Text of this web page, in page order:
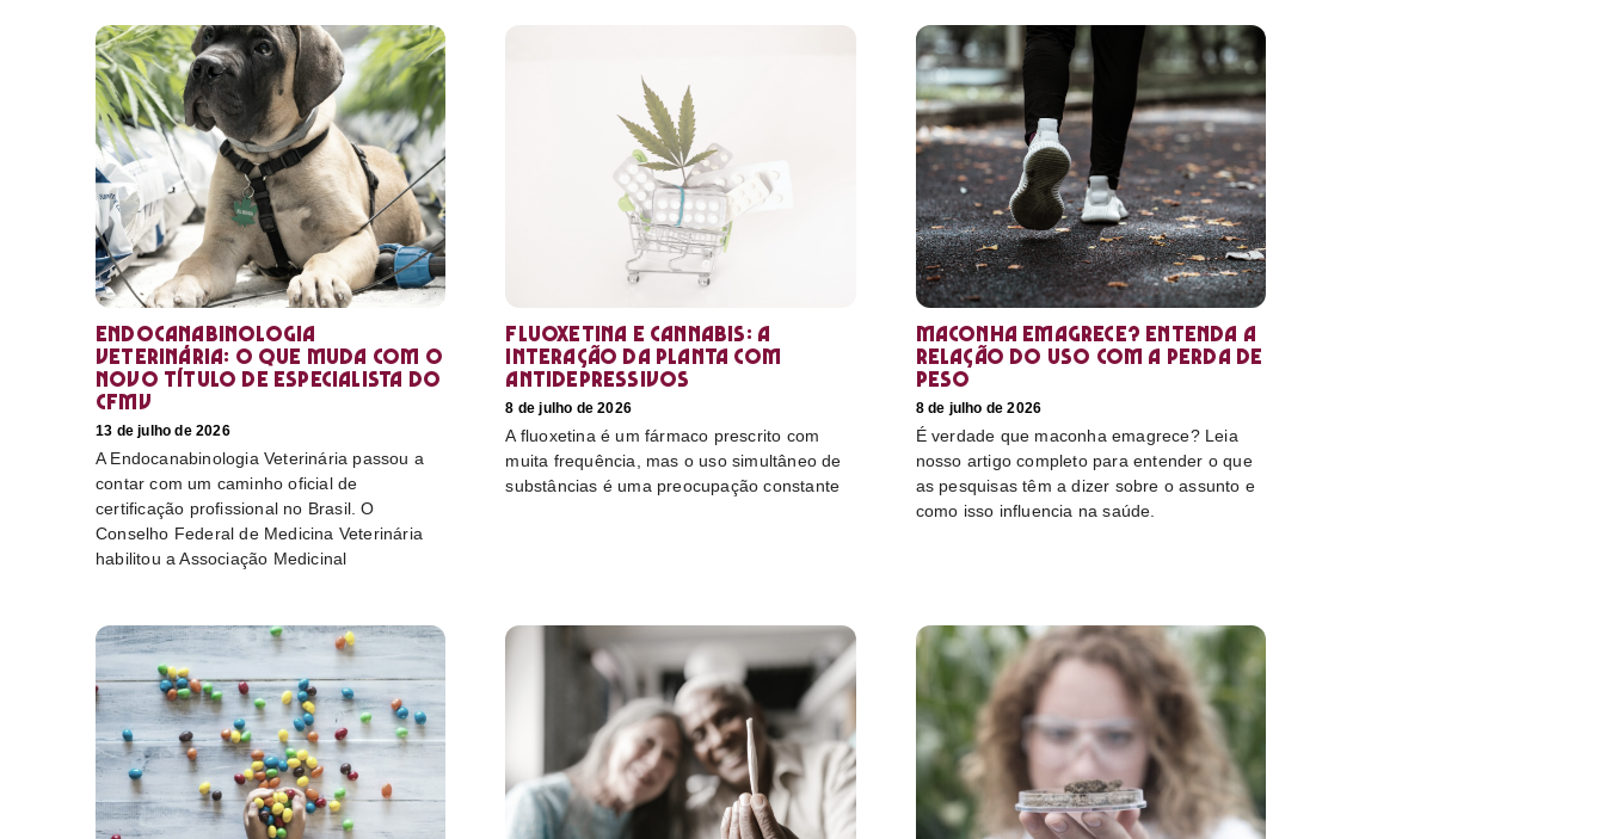
Endocanabinologia
Veterinária: o que muda com o
novo título de especialista do
CFMV
13 de julho de 2026
A Endocanabinologia Veterinária passou a
contar com um caminho oficial de
certificação profissional no Brasil. O
Conselho Federal de Medicina Veterinária
habilitou a Associação Medicinal
Fluoxetina e Cannabis: a
interação da planta com
antidepressivos
8 de julho de 2026
A fluoxetina é um fármaco prescrito com
muita frequência, mas o uso simultâneo de
substâncias é uma preocupação constante
Maconha emagrece? Entenda a
relação do uso com a perda de
peso
8 de julho de 2026
É verdade que maconha emagrece? Leia
nosso artigo completo para entender o que
as pesquisas têm a dizer sobre o assunto e
como isso influencia na saúde.